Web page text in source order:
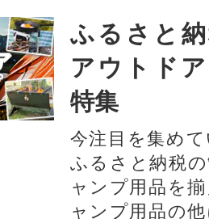
ふるさと
アウトド
特集
今注目を集め
ふるさと納税
ャンプ用品を
ャンプ用品の